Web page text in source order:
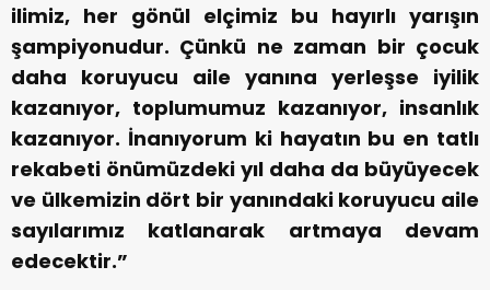
ilimiz, her gönül elçimiz bu hayırlı yarışın
şampiyonudur. Çünkü ne zaman bir çocuk
daha koruyucu aile yanına yerleşse iyilik
kazanıyor, toplumumuz kazanıyor, insanlık
kazanıyor. İnanıyorum ki hayatın bu en tatlı
rekabeti önümüzdeki yıl daha da büyüyecek
ve ülkemizin dört bir yanındaki koruyucu aile
sayılarımız katlanarak artmaya devam
edecektir.”